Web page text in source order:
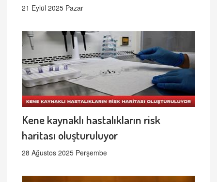
21 Eylül 2025 Pazar
Kene kaynaklı hastalıkların risk
haritası oluşturuluyor
28 Ağustos 2025 Perşembe